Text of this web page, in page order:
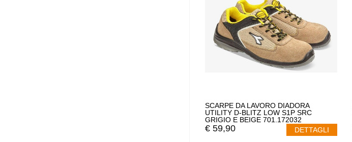
SCARPE DA LAVORO DIADORA
UTILITY D-BLITZ LOW S1P SRC
GRIGIO E BEIGE 701.172032
€ 59,90 DETTAGLI